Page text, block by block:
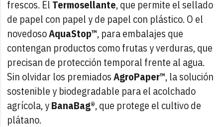
frescos. El Termosellante, que permite el sellado
de papel con papel y de papel con plástico. O el
novedosoAquaStop™, para embalajes que
contengan productos como frutas y verduras, que
precisan de protección temporal frente al agua.
Sin olvidar los premiadosAgroPaper™, la solución
sostenible y biodegradable para el acolchado
agrícola, yBanaBag®, que protege el cultivo de
plátano.